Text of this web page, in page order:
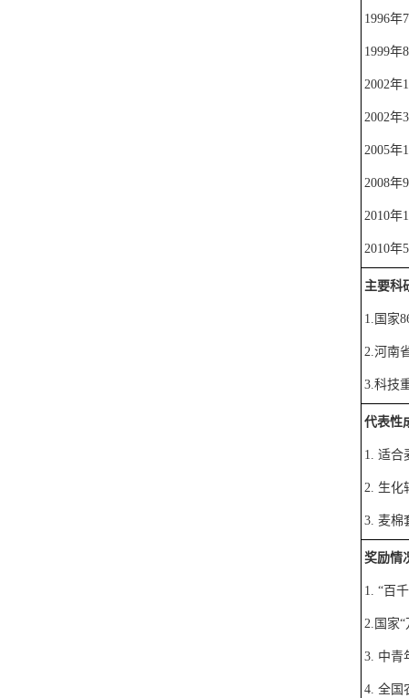
1996年7
1999年8
2002年1
2002年3
2005年
2008年9
2010年
2010年5
主要科
1. 国家
2.河南
3.科技
代表性
1. 适合
2. 生化
3. 麦棉
奖励情
1. “百
2. 国家“
3. 中青
4. 全国